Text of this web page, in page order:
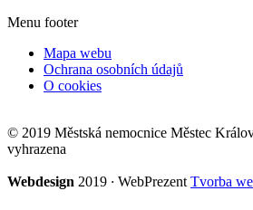
Menu footer
Mapa webu
Ochrana osobních údajů
O cookies
© 2019 Městská nemocnice Městec
vyhrazena
Webdesign 2019 · WebPrezent Tvorba